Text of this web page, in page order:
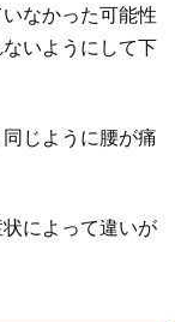
なかった可能性
いようにして下
じように腰が痛
によって違いが